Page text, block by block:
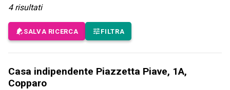
4 risultati
SALVA RICERCA FILTRA
Casa indipendente Piazzetta Piave, 1A,
Copparo